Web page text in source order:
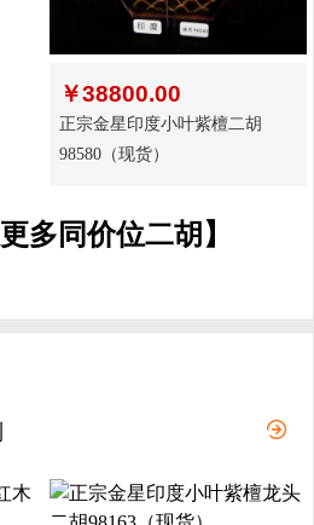
￥38800.00
正宗金星印度小叶紫檀二胡
98580（现货）
多同价位二胡】